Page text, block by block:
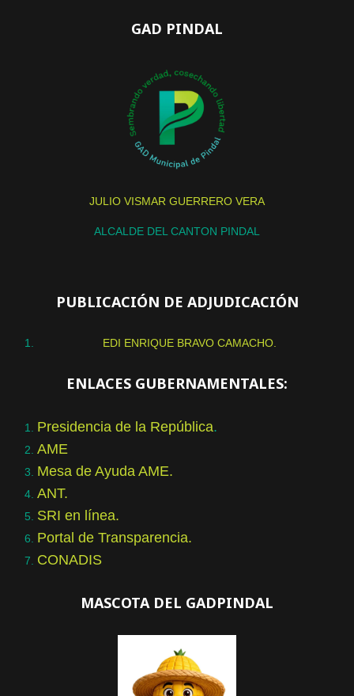
GAD PINDAL
JULIO VISMAR GUERRERO VERA
ALCALDE DEL CANTON PINDAL
PUBLICACIÓN DE ADJUDICACIÓN
EDI ENRIQUE BRAVO CAMACHO.
ENLACES GUBERNAMENTALES:
Presidencia de la República.
AME
Mesa de Ayuda AME.
ANT.
SRI en línea.
Portal de Transparencia.
CONADIS
MASCOTA DEL GADPINDAL